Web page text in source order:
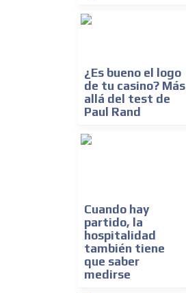
¿Es bueno el logo
de tu casino? Más
allá del test de
Paul Rand
Cuando hay
partido, la
hospitalidad
también tiene
que saber
medirse